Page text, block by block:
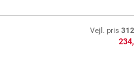
Vejl. pris
234,